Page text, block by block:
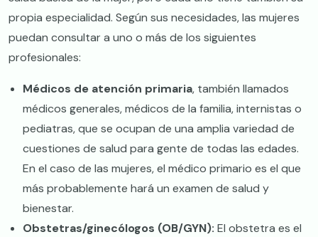
propia especialidad. Según sus necesidades, las mujeres
puedan consultar a uno o más de los siguientes
profesionales:
Médicos de atención primaria, también llamados
médicos generales, médicos de la familia, internistas o
pediatras, que se ocupan de una amplia variedad de
cuestiones de salud para gente de todas las edades.
En el caso de las mujeres, el médico primario es el que
más probablemente hará un examen de salud y
bienestar.
Obstetras/ginecólogos (OB/GYN): El obstetra es el